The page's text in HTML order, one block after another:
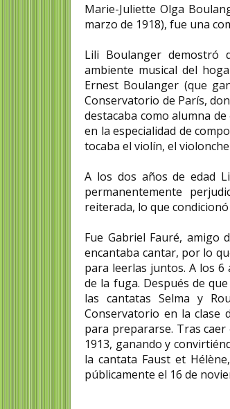
Marie-Juliette Olga
marzo de 1918), fue una
Lili Boulanger demostró
ambiente musical del
Ernest Boulanger (que
Conservatorio de París,
destacaba como alumna
en la especialidad de
tocaba el violín, el
A los dos años de edad
permanentemente
reiterada, lo que
Fue Gabriel Fauré, amigo
encantaba cantar, por lo
para leerlas juntos. A los
de la fuga. Después de
las cantatas Selma y
Conservatorio en la clase
para prepararse. Tras
1913, ganando y
la cantata Faust et
públicamente el 16 de